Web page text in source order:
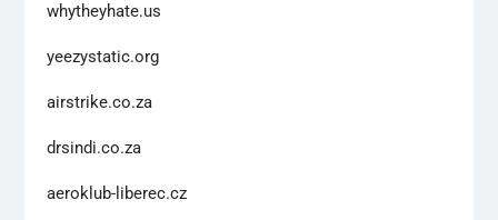
whytheyhate.us
yeezystatic.org
airstrike.co.za
drsindi.co.za
aeroklub-liberec.cz